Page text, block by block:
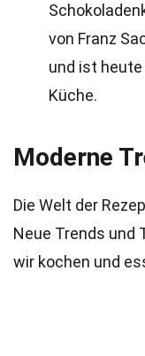
von Franz
und ist
Küche.
Moderne
Die Welt der
Neue Trends und
wir kochen und